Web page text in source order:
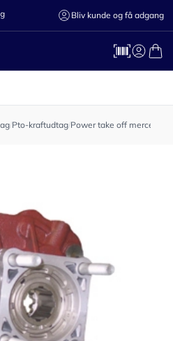
Ring til os
Bliv kunde og få adgang
/Pto-kraftudtag/Power take off mercedes